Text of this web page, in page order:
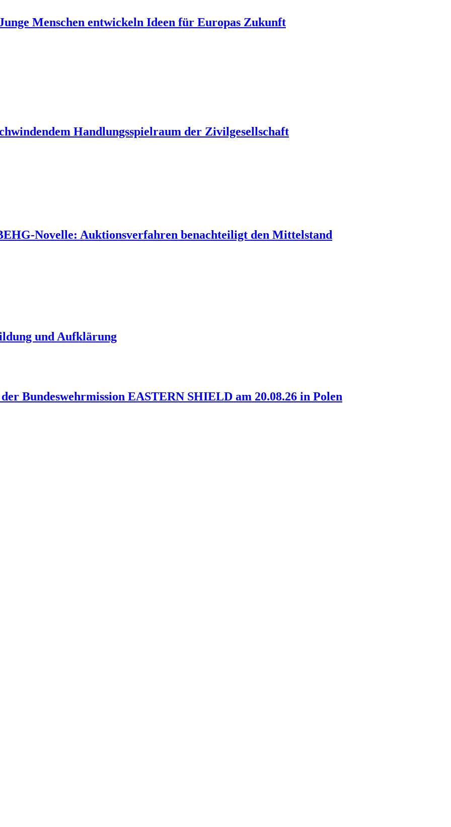
Menschen entwickeln Ideen für Europas Zukunft
Handlungsspielraum der Zivilgesellschaft
Novelle: Auktionsverfahren benachteiligt den Mittelstand
und Aufklärung
Bundeswehrmission EASTERN SHIELD am 20.08.26 in Polen